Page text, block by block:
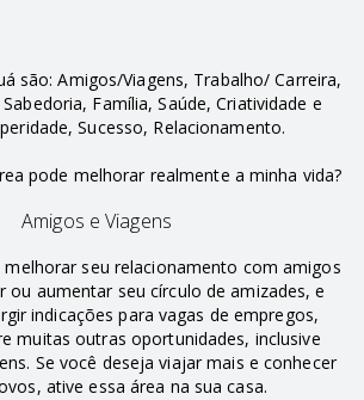
são: Amigos/Viagens, Trabalho/ Carreira,
Família, Saúde, Criatividade e
Sucesso, Relacionamento.
pode melhorar realmente a minha vida?
Amigos e Viagens
seu relacionamento com amigos
ou aumentar seu círculo de amizades, e
indicações para vagas de empregos,
muitas outras oportunidades, inclusive
Se você deseja viajar mais e conhecer
ative essa área na sua casa.